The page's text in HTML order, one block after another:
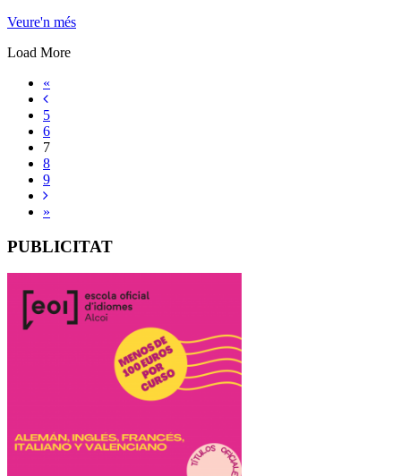
Veure'n més
Load More
«
5
6
7
8
9
»
PUBLICITAT